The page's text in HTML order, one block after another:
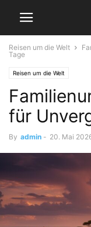
Reisen um die Welt
Tage
Reisen um die Welt
für
By admin - 20. Mai